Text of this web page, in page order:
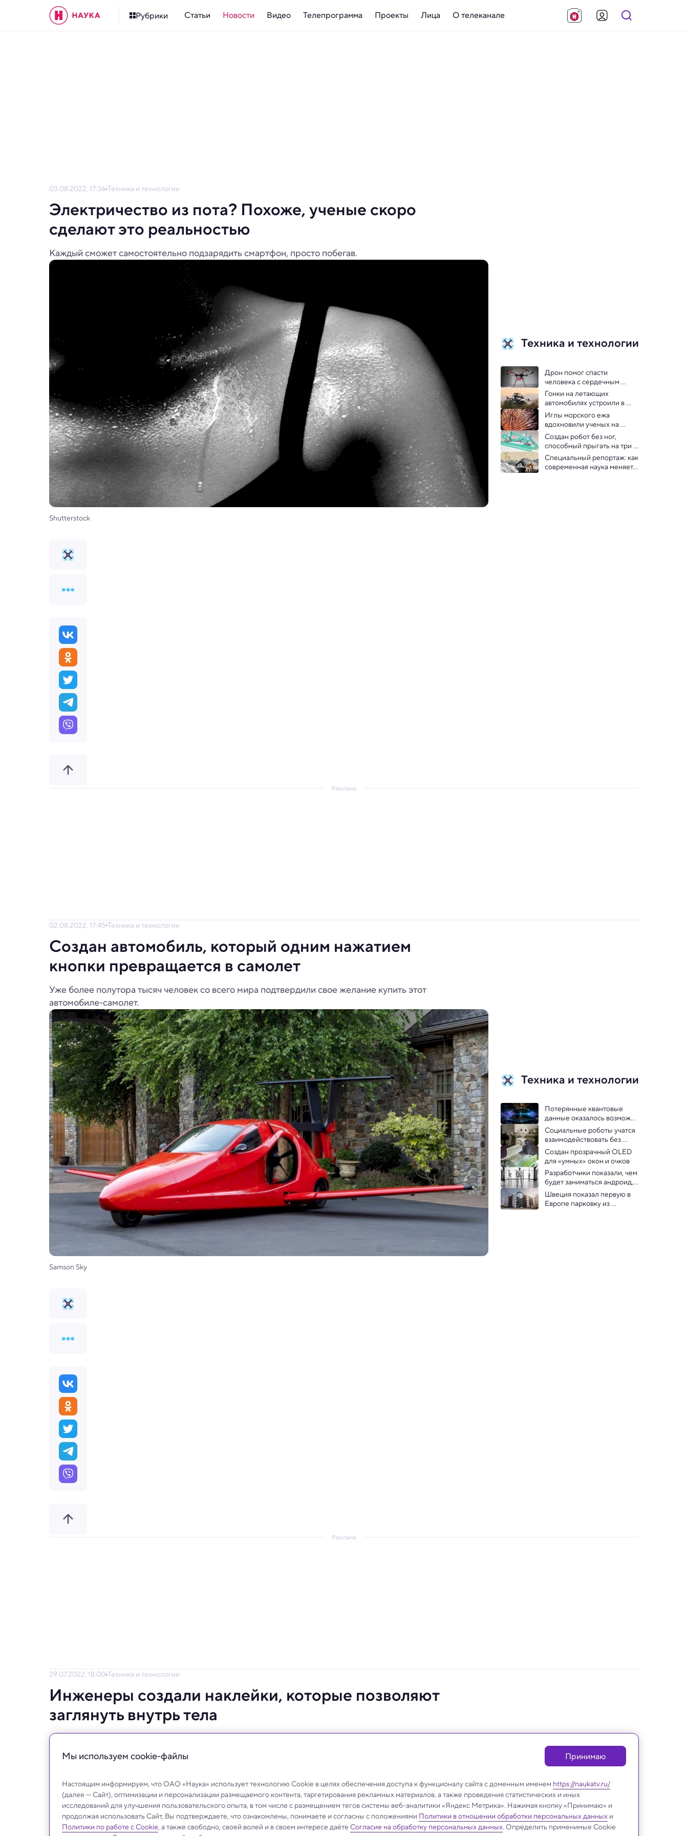
Рубрики Статьи Новости Видео Телепрограмма Проекты Лица О телеканале
03.08.2022, 17:36 Техника и технологии
Электричество из пота? Похоже, ученые скоро
сделают это реальностью
Каждый сможет самостоятельно подзарядить смартфон, просто побегав.
Shutterstock
Техника и технологии
Дрон помог спасти
человека с сердечным
приступом
Гонки на летающих
автомобилях устроили в
США — видео
Иглы морского ежа
вдохновили ученых на
создание подводных
датчиков
Создан робот без ног,
способный прыгать на три
метра в высоту — видео
Специальный репортаж: как
современная наука меняет
Реклама
02.08.2022, 17:45 Техника и технологии
Создан автомобиль, который одним нажатием
кнопки превращается в самолет
Уже более полутора тысяч человек со всего мира подтвердили свое желание купить этот
автомобиле-самолет.
Samson Sky
Техника и технологии
Потерянные квантовые
данные оказалось возможно
восстановить: физики
Социальные роботы учатся
взаимодействовать без
помощи людей
Создан прозрачный OLED
для «умных» окон и очков
Разработчики показали, чем
будет заниматься андроид,
«трудоустроенный» в BMW
— видео
Швеция показал первую в
Европе парковку из
Реклама
29.07.2022, 18:00 Техника и технологии
Инженеры создали наклейки, которые позволяют
заглянуть внутрь тела
Обследование, которое сейчас требует громоздкого оборудования и узких специалистов, в
будущем может быть доступно всем в любое время.
Техника и технологии
Мы используем сookie-файлы Принимаю
Настоящим информируем, что ОАО «Наука» использует технологию Cookie в целях обеспечения доступа к функционалу сайта с доменным именем https://naukatv.ru/
(далее — Сайт), оптимизации и персонализации размещаемого контента, таргетирования рекламных материалов, а также проведения статистических и иных
исследований для улучшения пользовательского опыта, в том числе с размещением тегов системы веб-аналитики «Яндекс Метрика». Нажимая кнопку «Принимаю» и
продолжая использовать Сайт, Вы подтверждаете, что ознакомлены, понимаете и согласны с положениями Политики в отношении обработки персональных данных и
Политики по работе с Cookie, а также свободно, своей волей и в своем интересе даёте Согласие на обработку персональных данных. Определить применимые Cookie